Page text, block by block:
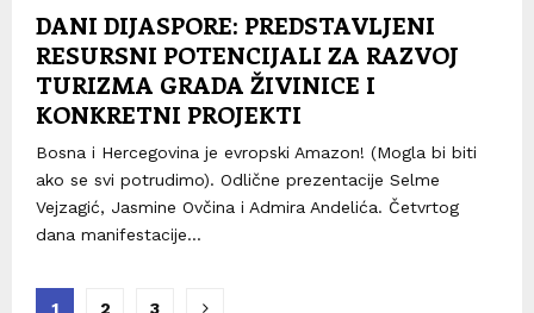
DANI DIJASPORE: PREDSTAVLJENI
RESURSNI POTENCIJALI ZA RAZVOJ
TURIZMA GRADA ŽIVINICE I
KONKRETNI PROJEKTI
Bosna i Hercegovina je evropski Amazon! (Mogla bi biti
ako se svi potrudimo). Odlične prezentacije Selme
Vejzagić, Jasmine Ovčina i Admira Andelića. Četvrtog
dana manifestacije...
1 2 3